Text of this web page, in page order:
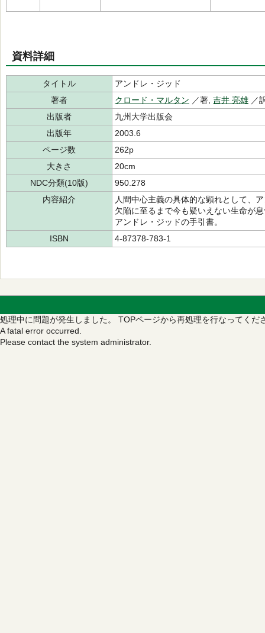
資料詳細
タイトル
アンドレ・ジッド
著者
クロード・マルタン ／著, 吉井 亮雄 ／
出版者
九州大学出版会
出版年
2003.6
ページ数
262p
大きさ
20cm
NDC分類(10版)
950.278
内容紹介
人間中心主義の具体的な顕れとして、
欠陥に至るまで今も疑いえない生命が
アンドレ・ジッドの手引書。
ISBN
4-87378-783-1
処理中に問題が発生しました。 TOPページから再処理を行なってくだ
A fatal error occurred.
Please contact the system administrator.